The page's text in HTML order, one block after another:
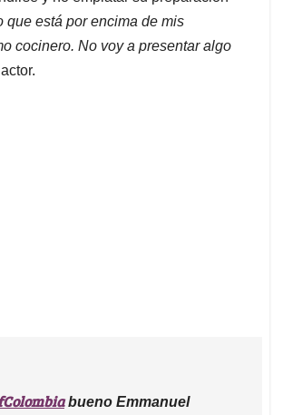
que está por encima de mis
cocinero. No voy a presentar algo
bueno Emmanuel